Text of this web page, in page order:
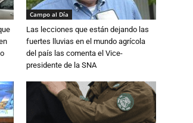
Campo al Día
Las lecciones que están dejando las
fuertes lluvias en el mundo agrícola
del país las comenta el Vice-
presidente de la SNA